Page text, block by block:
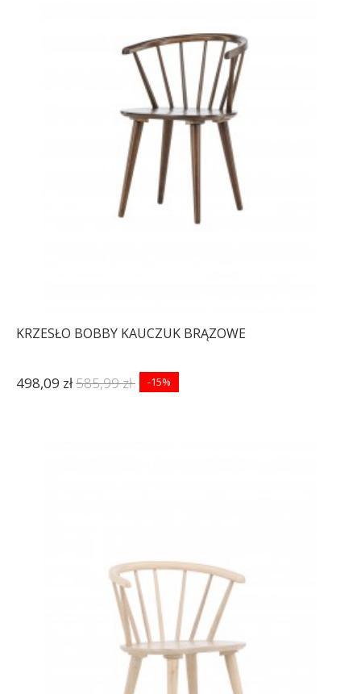
KRZESŁO BOBBY KAUCZUK BRĄZOWE
498,09 zł585,99 zł -15%